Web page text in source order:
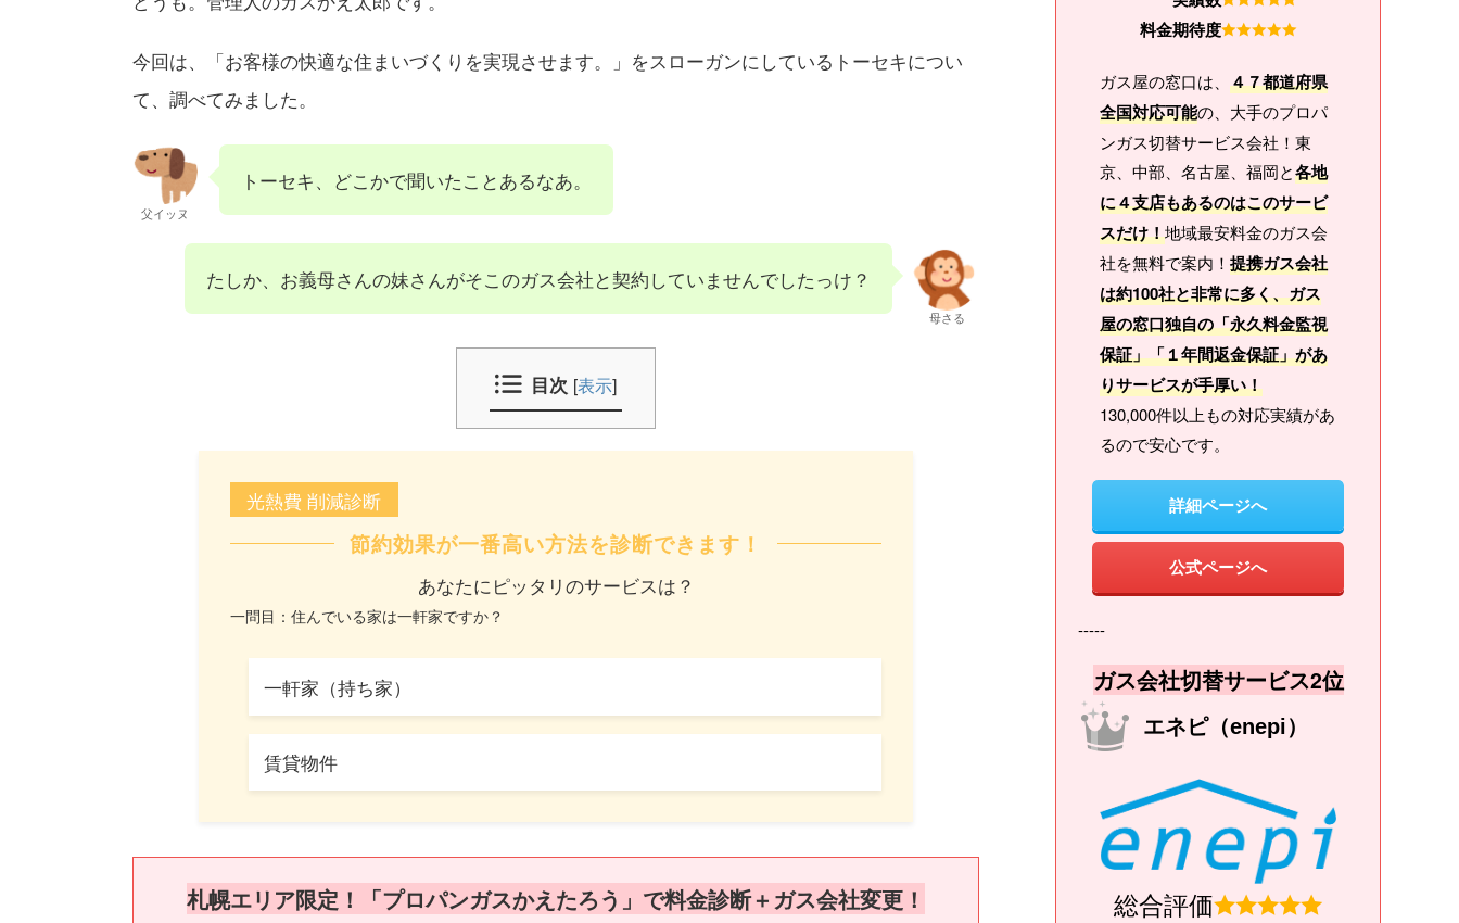
今回は、「お客様の快適な住まいづくりを実現させます。」をスローガンにしているトーセキについ
て、調べてみました。
父イッヌ
トーセキ、どこかで聞いたことあるなあ。
たしか、お義母さんの妹さんがそこのガス会社と契約していませんでしたっけ？
母さる
目次 [表示]
光熱費 削減診断
節約効果が一番高い方法を診断できます！
あなたにピッタリのサービスは？
一問目：住んでいる家は一軒家ですか？
一軒家（持ち家）
賃貸物件
札幌エリア限定！「プロパンガスかえたろう」で料金診断＋ガス会社変更！
料金期待度
ガス屋の窓口は、 ４７都道府県
全国対応可能の、大手のプロパ
ンガス切替サービス会社！東
京、中部、名古屋、福岡と各地
に４支店もあるのはこのサービ
スだけ！地域最安料金のガス会
社を無料で案内！ 提携ガス会社
は約100社と非常に多く、ガス
屋の窓口独自の「永久料金監視
保証」「１年間返金保証」があ
りサービスが手厚い！
130,000件以上もの対応実績があ
るので安心です。
詳細ページへ
公式ページへ
-----
ガス会社切替サービス2位
エネピ（enepi）
総合評価